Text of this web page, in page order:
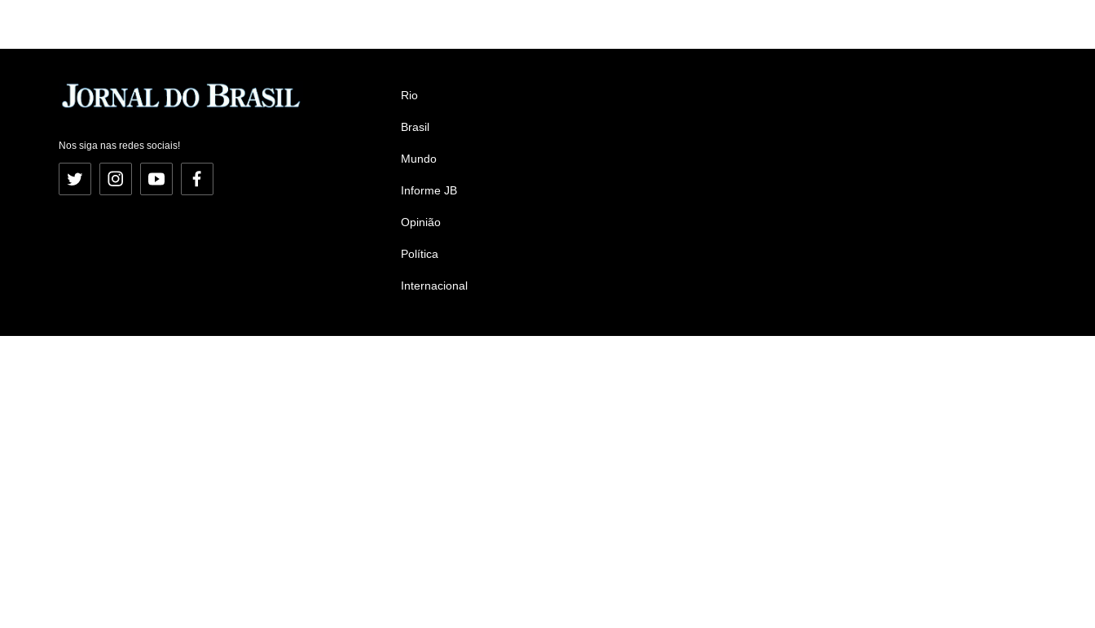
Nos siga nas redes sociais!
Twitter InstagramYouTubeFacebook
Rio
Brasil
Mundo
Informe JB
Opinião
Política
Internacional